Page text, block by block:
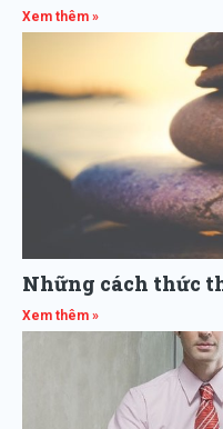
Xem thêm »
Những cách thức
Xem thêm »